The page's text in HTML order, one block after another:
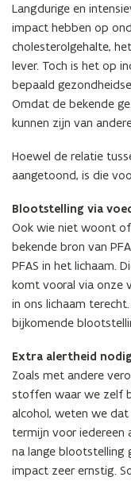
i
n
n
e
u
w
e
s
t
e
r
)
Langdurige en
impact hebben op
cholesterolgehalte,
lever. Toch is het op
bepaald
Omdat de bekende
kunnen zijn van
Hoewel de relatie
aangetoond, is die
Blootstelling via
Ook wie niet woont
bekende bron van
PFAS in het lichaam.
komt vooral via onze
in ons lichaam
bijkomende
Extra alertheid
Zoals met andere
stoffen waar we zelf
alcohol, weten we
termijn voor iedereen
na lange blootstelling
impact zeer ernstig.